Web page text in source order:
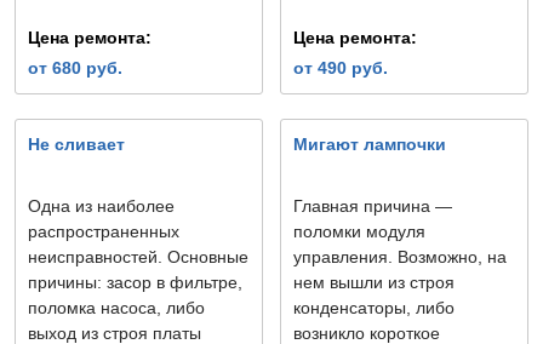
Цена ремонта:
от 680 руб.
Цена ремонта:
от 490 руб.
Не сливает
Одна из наиболее
распространенных
неисправностей. Основные
причины: засор в фильтре,
поломка насоса, либо
выход из строя платы
Мигают лампочки
Главная причина —
поломки модуля
управления. Возможно, на
нем вышли из строя
конденсаторы, либо
возникло короткое